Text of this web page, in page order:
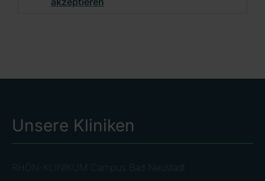
Unsere Kliniken
RHÖN-KLINIKUM Campus Bad Neustadt